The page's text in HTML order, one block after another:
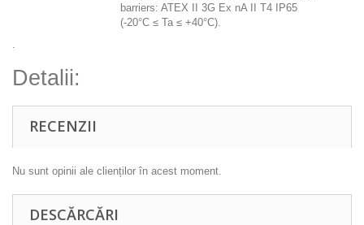
barriers: ATEX II 3G Ex nA II T4 IP65
(-20°C ≤ Ta ≤ +40°C).
Detalii:
RECENZII
Nu sunt opinii ale clienților în acest moment.
DESCĂRCĂRI